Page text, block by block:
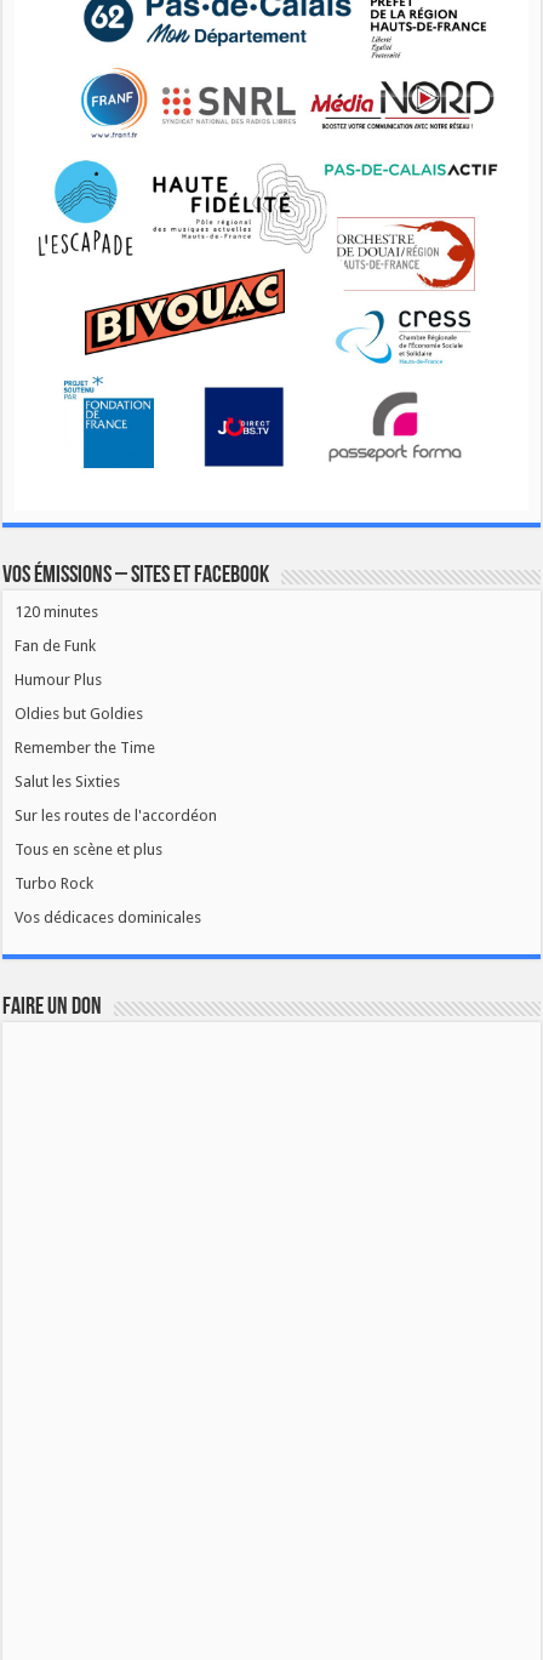
Vos émissions – Sites et Facebook
120 minutes
Fan de Funk
Humour Plus
Oldies but Goldies
Remember the Time
Salut les Sixties
Sur les routes de l'accordéon
Tous en scène et plus
Turbo Rock
Vos dédicaces dominicales
FAIRE UN DON